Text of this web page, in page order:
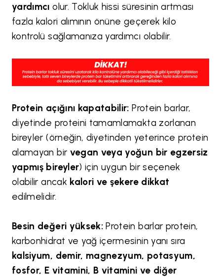
yardımcı olur. Tokluk hissi süresinin artması
fazla kalori alımının önüne geçerek kilo
kontrolü sağlamanıza yardımcı olabilir.
Protein açığını kapatabilir:Protein barlar,
diyetinde proteini tamamlamakta zorlanan
bireyler (örneğin, diyetinden yeterince protein
alamayan bir vegan veya yoğun bir egzersiz
yapmış bireyler) için uygun bir seçenek
olabilir ancak kalori ve şekere dikkat
edilmelidir.
Besin değeri yüksek: Protein barlar protein,
karbonhidrat ve yağ içermesinin yanı sıra
kalsiyum, demir, magnezyum, potasyum,
fosfor, E vitamini, B vitamini ve diğer